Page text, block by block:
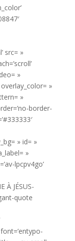
src= »
»
overlay_color= »
»
border-
» id= »
»
lpcpv4go’
À JÉSUS-
quote